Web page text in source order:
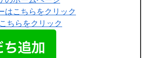
はこちらをクリック
ちらをクリック